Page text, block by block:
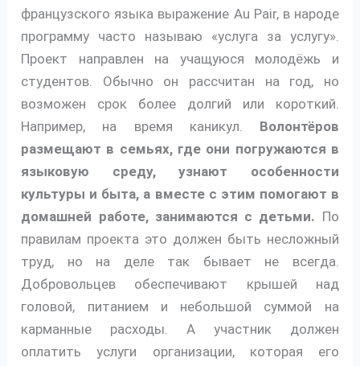
французского языка выражение Au Pair, в народе
программу часто называю «услуга за услугу».
Проект направлен на учащуюся молодёжь и
студентов. Обычно он рассчитан на год, но
возможен срок более долгий или короткий.
Например, на время каникул. Волонтёров
размещают в семьях, где они погружаются в
языковую среду, узнают особенности
культуры и быта, а вместе с этим помогают в
домашней работе, занимаются с детьми. По
правилам проекта это должен быть несложный
труд, но на деле так бывает не всегда.
Добровольцев обеспечивают крышей над
головой, питанием и небольшой суммой на
карманные расходы. А участник должен
оплатить услуги организации, которая его